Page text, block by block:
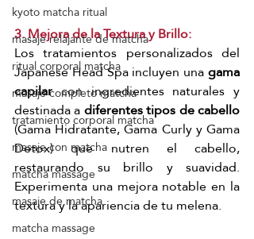
kyoto matcha ritual
masaje relajante de matcha
ritual corporal matcha
masaje completo matcha
tratamiento corporal matcha
masaje con matcha
matcha massage
masaje de matcha
matcha massage
3. Mejora de la Textura y Brillo:
Los tratamientos personalizados del
Japanese Head Spa incluyen una gama
capilar con ingredientes naturales y
destinada a diferentes tipos de cabello
(Gama Hidratante, Gama Curly y Gama
Detox) que nutren el cabello,
restaurando su brillo y suavidad.
Experimenta una mejora notable en la
textura y la apariencia de tu melena.